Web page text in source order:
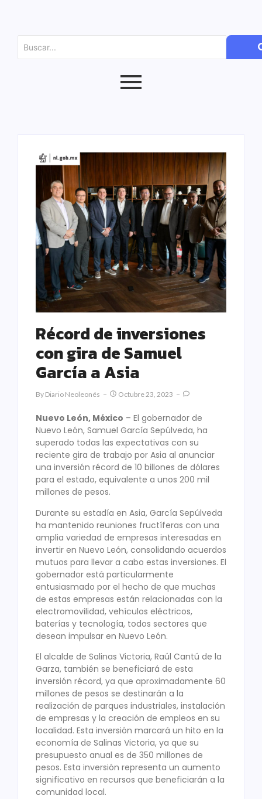
Récord de inversiones
con gira de Samuel
García a Asia
By Diario Neoleonés Octubre 23, 2023
Nuevo León, México – El gobernador de
Nuevo León, Samuel García Sepúlveda, ha
superado todas las expectativas con su
reciente gira de trabajo por Asia al anunciar
una inversión récord de 10 billones de dólares
para el estado, equivalente a unos 200 mil
millones de pesos.
Durante su estadía en Asia, García Sepúlveda
ha mantenido reuniones fructíferas con una
amplia variedad de empresas interesadas en
invertir en Nuevo León, consolidando acuerdos
mutuos para llevar a cabo estas inversiones. El
gobernador está particularmente
entusiasmado por el hecho de que muchas
de estas empresas están relacionadas con la
electromovilidad, vehículos eléctricos,
baterías y tecnología, todos sectores que
desean impulsar en Nuevo León.
El alcalde de Salinas Victoria, Raúl Cantú de la
Garza, también se beneficiará de esta
inversión récord, ya que aproximadamente 60
millones de pesos se destinarán a la
realización de parques industriales, instalación
de empresas y la creación de empleos en su
localidad. Esta inversión marcará un hito en la
economía de Salinas Victoria, ya que su
presupuesto anual es de 350 millones de
pesos. Esta inversión representa un aumento
significativo en recursos que beneficiarán a la
comunidad local.